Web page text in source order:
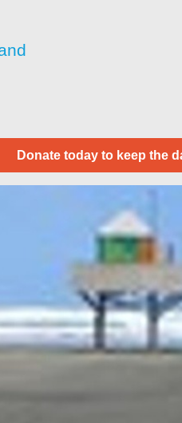
Donate today to keep the